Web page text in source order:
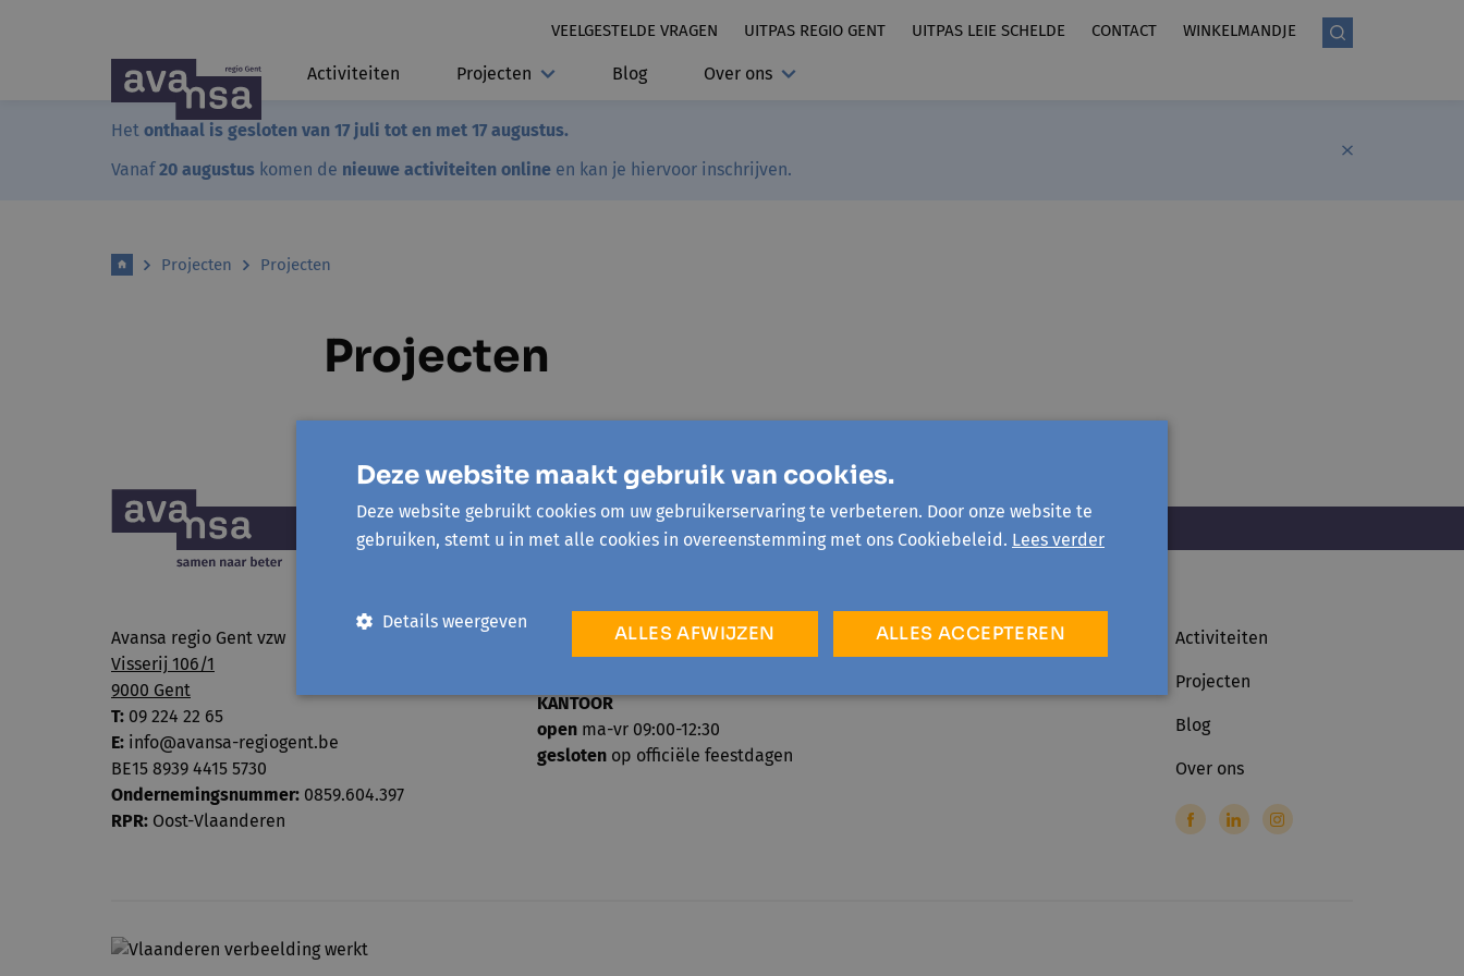
VEELGESTELDE VRAGEN UITPAS REGIO GENT UITPAS LEIE SCHELDE CONTACT WINKELMANDJE
Activiteiten Projecten Blog Over ons
Het onthaal is gesloten van 17 juli tot en met 17 augustus.
Vanaf20 augustus komen de nieuwe activiteiten online en kan je hiervoor inschrijven.
Projecten Projecten
Projecten
Avansa regio Gent vzw
Visserij 106/1
9000 Gent
T: 09 224 22 65
E: info@avansa-regiogent.be
BE15 8939 4415 5730
Ondernemingsnummer: 0859.604.397
RPR: Oost-Vlaanderen
TELEFONISCH ONTHAAL
openma-vr 09:00-12:30
KANTOOR
openma-vr 09:00-12:30
geslotenop officiële feestdagen
Activiteiten
Projecten
Blog
Over ons
Deze website maakt gebruik van cookies.
Deze website gebruikt cookies om uw gebruikerservaring te verbeteren. Door onze website te
gebruiken, stemt u in met alle cookies in overeenstemming met ons Cookiebeleid. Lees verder
ALLES ACCEPTEREN
ALLES AFWIJZEN
Details weergeven